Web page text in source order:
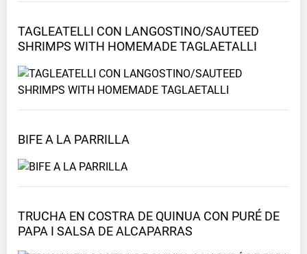
TAGLEATELLI CON LANGOSTINO/SAUTEED
SHRIMPS WITH HOMEMADETAGLAETALLI
BIFE A LA PARRILLA
TRUCHA EN COSTRA DE QUINUA CON PURÉ DE
PAPA I SALSA DEALCAPARRAS